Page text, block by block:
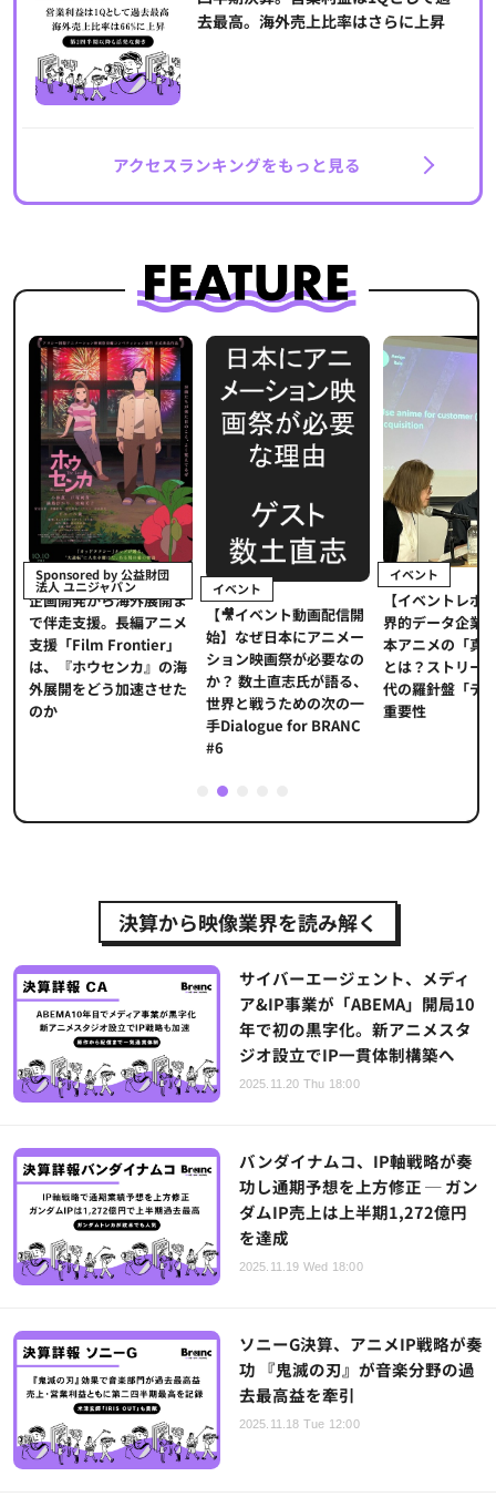
去最高。海外売上比率はさらに上昇
アクセスランキングをもっと見る
Sponsored by 公益財団
法人 ユニジャパン
企画開発から海外展開ま
で伴走支援。長編アニメ
支援「Film Frontier」
は、『ホウセンカ』の海
外展開をどう加速させた
のか
イベント
【🎥イベント動画配信開
始】なぜ日本にアニメー
ション映画祭が必要なの
か？ 数土直志氏が語る、
世界と戦うための次の一
手Dialogue for BRANC
#6
イベント
【イベントレポ
界的データ企業
本アニメの「真
とは？ストリー
代の羅針盤「デ
重要性
2
決算から映像業界を読み解く
サイバーエージェント、メディ
ア&IP事業が「ABEMA」開局10
年で初の黒字化。新アニメスタ
ジオ設立でIP一貫体制構築へ
2025.11.20 Thu 18:00
バンダイナムコ、IP軸戦略が奏
功し通期予想を上方修正 ─ ガン
ダムIP売上は上半期1,272億円
を達成
2025.11.19 Wed 18:00
ソニーG決算、アニメIP戦略が奏
功 『鬼滅の刃』が音楽分野の過
去最高益を牽引
2025.11.18 Tue 12:00